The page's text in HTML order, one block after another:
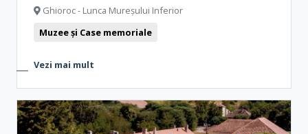
Ghioroc - Lunca Mureșului Inferior
Muzee și Case memoriale
Vezi mai mult